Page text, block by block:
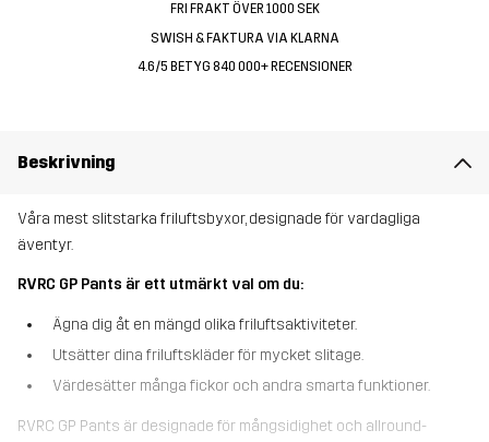
FRI FRAKT ÖVER 1000 SEK
SWISH & FAKTURA VIA KLARNA
4.6/5 BETYG 840 000+ RECENSIONER
Beskrivning
Våra mest slitstarka friluftsbyxor, designade för vardagliga
äventyr.
RVRC GP Pants är ett utmärkt val om du:
Ägna dig åt en mängd olika friluftsaktiviteter.
Utsätter dina friluftskläder för mycket slitage.
Värdesätter många fickor och andra smarta funktioner.
RVRC GP Pants är designade för mångsidighet och allround-